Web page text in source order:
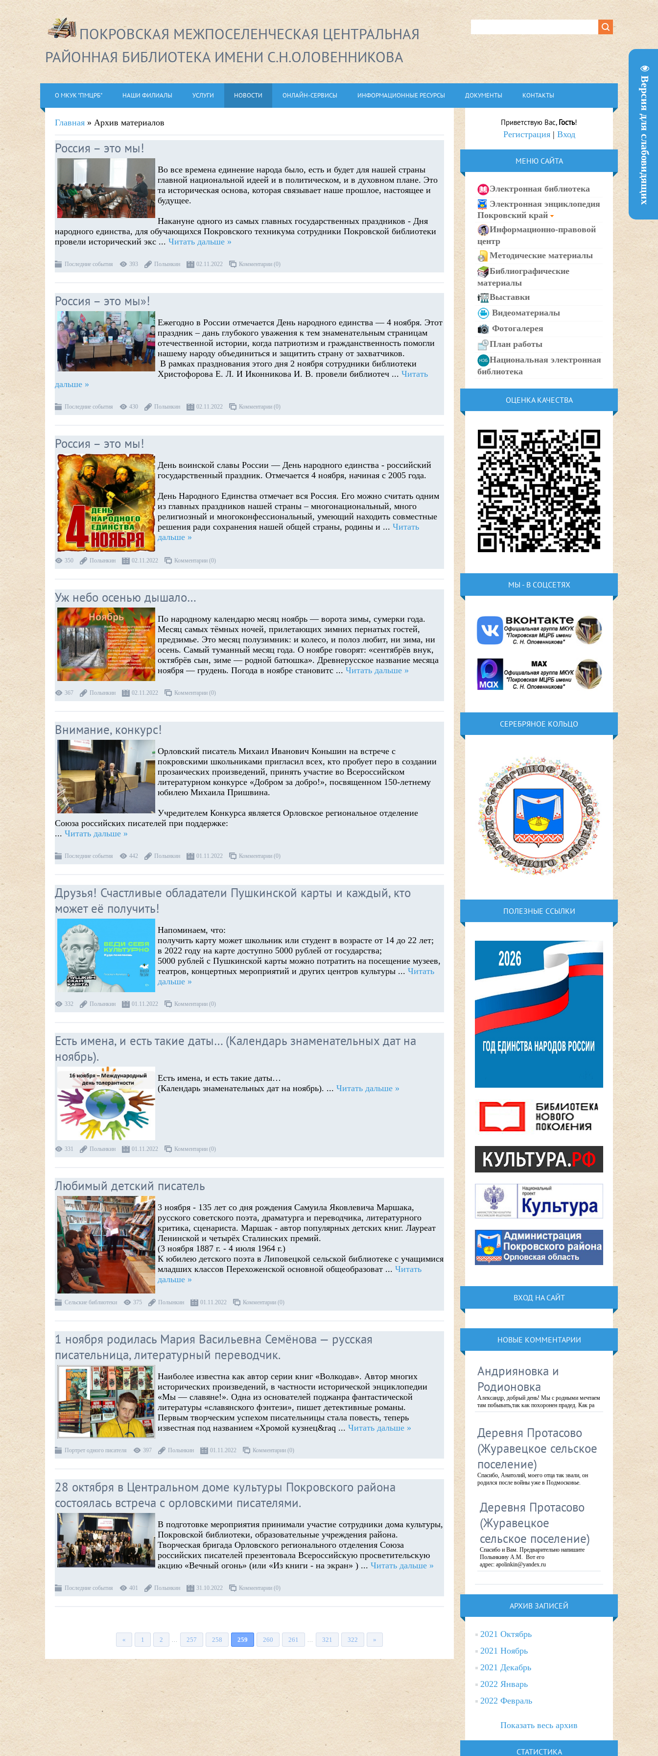
Версия для слабовидящих
ПОКРОВСКАЯ МЕЖПОСЕЛЕНЧЕСКАЯ ЦЕНТРАЛЬНАЯ
РАЙОННАЯ БИБЛИОТЕКА ИМЕНИ С.Н.ОЛОВЕННИКОВА
О МКУК "ПМЦРБ" НАШИ ФИЛИАЛЫ УСЛУГИ НОВОСТИ ОНЛАЙН-СЕРВИСЫ ИНФОРМАЦИОННЫЕ РЕСУРСЫ ДОКУМЕНТЫ КОНТАКТЫ
Главная » Архив материалов
Россия – это мы!
Во все времена единение народа было, есть и будет для нашей страны
главной национальной идеей и в политическом, и в духовном плане. Это
та историческая основа, которая связывает наше прошлое, настоящее и
будущее.
Накануне одного из самых главных государственных праздников - Дня
народного единства, для обучающихся Покровского техникума сотрудники Покровской библиотеки
провели исторический экс ... Читать дальше »
Последние события 393 Полынкин 02.11.2022 Комментарии (0)
Россия – это мы»!
Ежегодно в России отмечается День народного единства — 4 ноября. Этот
праздник – дань глубокого уважения к тем знаменательным страницам
отечественной истории, когда патриотизм и гражданственность помогли
нашему народу объединиться и защитить страну от захватчиков.
В рамках празднования этого дня 2 ноября сотрудники библиотеки
Христофорова Е. Л. И Иконникова И. В. провели библиотеч ... Читать
дальше »
Последние события 430 Полынкин 02.11.2022 Комментарии (0)
Россия – это мы!
День воинской славы России — День народного единства - российский
государственный праздник. Отмечается 4 ноября, начиная с 2005 года.
День Народного Единства отмечает вся Россия. Его можно считать одним
из главных праздников нашей страны – многонациональный, много
религиозный и многоконфессиональный, умеющий находить совместные
решения ради сохранения нашей общей страны, родины и ... Читать
дальше »
350 Полынкин 02.11.2022 Комментарии (0)
Уж небо осенью дышало…
По народному календарю месяц ноябрь — ворота зимы, сумерки года.
Месяц самых тёмных ночей, прилетающих зимних пернатых гостей,
предзимье. Это месяц полузимник: и колесо, и полоз любит, ни зима, ни
осень. Самый туманный месяц года. О ноябре говорят: «сентябрёв внук,
октябрёв сын, зиме — родной батюшка». Древнерусское название месяца
ноября — грудень. Погода в ноябре становитс ... Читать дальше »
367 Полынкин 02.11.2022 Комментарии (0)
Внимание, конкурс!
Орловский писатель Михаил Иванович Коньшин на встрече с
покровскими школьниками пригласил всех, кто пробует перо в создании
прозаических произведений, принять участие во Всероссийском
литературном конкурсе «Добром за добро!», посвященном 150-летнему
юбилею Михаила Пришвина.
Учредителем Конкурса является Орловское региональное отделение
Союза российских писателей при поддержке:
... Читать дальше »
Последние события 442 Полынкин 01.11.2022 Комментарии (0)
Друзья! Счастливые обладатели Пушкинской карты и каждый, кто
может её получить!
Напоминаем, что:
получить карту может школьник или студент в возрасте от 14 до 22 лет;
в 2022 году на карте доступно 5000 рублей от государства;
5000 рублей с Пушкинской карты можно потратить на посещение музеев,
театров, концертных мероприятий и других центров культуры ... Читать
дальше »
332 Полынкин 01.11.2022 Комментарии (0)
Есть имена, и есть такие даты… (Календарь знаменательных дат на
ноябрь).
Есть имена, и есть такие даты…
(Календарь знаменательных дат на ноябрь). ... Читать дальше »
331 Полынкин 01.11.2022 Комментарии (0)
Любимый детский писатель
3 ноября - 135 лет со дня рождения Самуила Яковлевича Маршака,
русского советского поэта, драматурга и переводчика, литературного
критика, сценариста. Маршак - автор популярных детских книг. Лауреат
Ленинской и четырёх Сталинских премий.
(3 ноября 1887 г. - 4 июля 1964 г.)
К юбилею детского поэта в Липовецкой сельской библиотеке с учащимися
младших классов Перехоженской основной общеобразоват ... Читать
дальше »
Сельские библиотеки 375 Полынкин 01.11.2022 Комментарии (0)
1 ноября родилась Мария Васильевна Семёнова — русская
писательница, литературный переводчик.
Наиболее известна как автор серии книг «Волкодав». Автор многих
исторических произведений, в частности исторической энциклопедии
«Мы — славяне!». Одна из основателей поджанра фантастической
литературы «славянского фэнтези», пишет детективные романы.
Первым творческим успехом писательницы стала повесть, теперь
известная под названием «Хромой кузнец&raq ... Читать дальше »
Портрет одного писателя 397 Полынкин 01.11.2022 Комментарии (0)
28 октября в Центральном доме культуры Покровского района
состоялась встреча с орловскими писателями.
В подготовке мероприятия принимали участие сотрудники дома культуры,
Покровской библиотеки, образовательные учреждения района.
Творческая бригада Орловского регионального отделения Союза
российских писателей презентовала Всероссийскую просветительскую
акцию «Вечный огонь» (или «Из книги - на экран» ) ... Читать дальше »
Последние события 401 Полынкин 31.10.2022 Комментарии (0)
« 1 2 257 258 259 260 261 321 322 »
Приветствую Вас, Гость!
Регистрация| Вход
МЕНЮ САЙТА
Электронная библиотека
Электронная энциклопедия
Покровский край
Информационно-правовой
центр
Методические материалы
Библиографические
материалы
Выставки
Видеоматериалы
Фотогалерея
План работы
Национальная электронная
библиотека
ОЦЕНКА КАЧЕСТВА
МЫ - В СОЦСЕТЯХ
СЕРЕБРЯНОЕ КОЛЬЦО
ПОЛЕЗНЫЕ ССЫЛКИ
ВХОД НА САЙТ
НОВЫЕ КОММЕНТАРИИ
Андрияновка и
Родионовка
Александр, добрый день! Мы с родными мечтаем
там побывать,так как похоронен прадед. Как ра
Деревня Протасово
(Журавецкое сельское
поселение)
Спасибо, Анатолий, моего отца так звали, он
родился после войны уже в Подмосковье.
Деревня Протасово
(Журавецкое
сельское поселение)
Спасибо и Вам. Предварительно напишите
Полынкину А.М. Вот его
адрес: apolinkin@yandex.ru
АРХИВ ЗАПИСЕЙ
2021 Октябрь
2021 Ноябрь
2021 Декабрь
2022 Январь
2022 Февраль
Показать весь архив
СТАТИСТИКА